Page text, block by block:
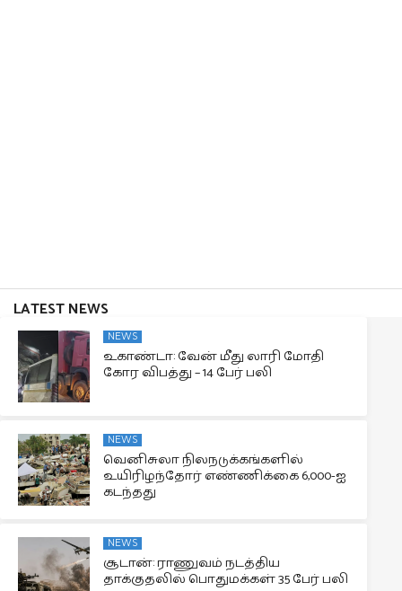
LATEST NEWS
NEWS
உகாண்டா: வேன் மீது லாரி மோதி
கோர விபத்து – 14 பேர் பலி
NEWS
வெனிசுலா நிலநடுக்கங்களில்
உயிரிழந்தோர் எண்ணிக்கை 6,000-ஐ
கடந்தது
NEWS
சூடான்: ராணுவம் நடத்திய
தாக்குதலில் பொதுமக்கள் 35 பேர் பலி